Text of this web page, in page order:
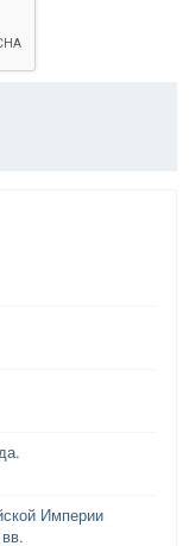
Империи